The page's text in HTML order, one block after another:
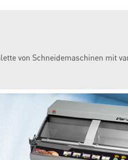
von Schneidemaschinen mit